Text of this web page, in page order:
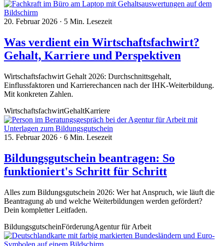
20. Februar 2026 · 5 Min. Lesezeit
Was verdient ein Wirtschaftsfachwirt?
Gehalt, Karriere und Perspektiven
Wirtschaftsfachwirt Gehalt 2026: Durchschnittsgehalt,
Einflussfaktoren und Karrierechancen nach der IHK-Weiterbildung.
Mit konkreten Zahlen.
WirtschaftsfachwirtGehaltKarriere
15. Februar 2026 · 6 Min. Lesezeit
Bildungsgutschein beantragen: So
funktioniert's Schritt für Schritt
Alles zum Bildungsgutschein 2026: Wer hat Anspruch, wie läuft die
Beantragung ab und welche Weiterbildungen werden gefördert?
Dein kompletter Leitfaden.
BildungsgutscheinFörderungAgentur für Arbeit